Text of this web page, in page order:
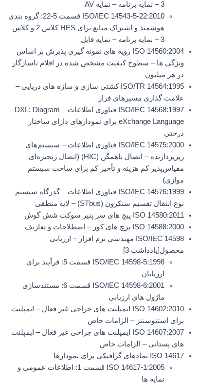
3 – نمایه برنامه – نمایه AV
ISO/IEC 14543-5-22:2010 قسمت 5-22: گروه بندی
هوشمند و اشتراک منابع برای HES کلاس 2 و کلاس
3 – نمایه برنامه – نمایه فایل
ISO 14560:2004 رویه های نمونه گیری پذیرش بر اساس
ویژگی ها – سطوح کیفیت مشخص شده در اقلام ناسازگار
در هر میلیون
ISO/TR 14564:1995 کشتی سازی و سازه های دریایی –
علامت گذاری مسیرهای فرار
ISO/IEC 14568:1997 فناوری اطلاعات – DXL: Diagram
eXchange Language برای نمودارهای دارای ساختار
درختی
ISO/IEC 14575:2000 فناوری اطلاعات – سیستم‌های
ریزپردازنده – اتصال ناهمگن (HIC) (اتصال زنجیره‌ای
مقیاس‌پذیر کم هزینه و تأخیر کم برای ساخت سیستم
موازی)
ISO/IEC 14576:1999 فناوری اطلاعات – گذرگاه سیستم
نوع انتقال تقسیم سنکرون (STbus) – لایه منطقی
ISO 14580:2011 پیچ های سر پنیر سوکت شش گوش
ISO 14588:2000 پرچ های کور – اصطلاحات و تعاریف
ISO/IEC 14598 مهندسی نرم افزار – ارزیابی
محصول[یادداشت 3]
ISO/IEC 14598-5:1998 قسمت 5: فرآیند برای
ارزیابان
ISO/IEC 14598-6:2001 قسمت 6: مستندسازی
ماژول های ارزیابی
ISO 14602:2010 ایمپلنت های جراحی غیر فعال – ایمپلنت
برای استئوسنتز – الزامات خاص
ISO 14607:2007 ایمپلنت های جراحی غیر فعال – ایمپلنت
های پستانی – الزامات خاص
ISO 14617 نمادهای گرافیکی برای نمودارها
ISO 14617-1:2005 قسمت 1: اطلاعات عمومی و
نمایه ها